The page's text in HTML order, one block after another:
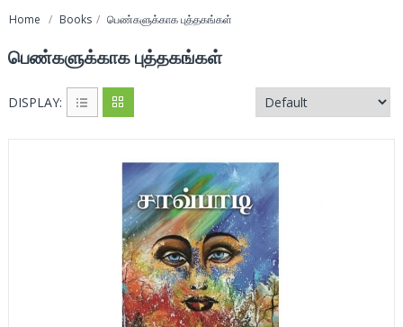
Home Books பெண்களுக்காக புத்தகங்கள்
பெண்களுக்காக புத்தகங்கள்
DISPLAY: